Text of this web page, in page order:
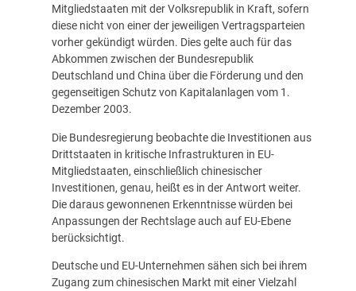
Mitgliedstaaten mit der Volksrepublik in Kraft, sofern
diese nicht von einer der jeweiligen Vertragsparteien
vorher gekündigt würden. Dies gelte auch für das
Abkommen zwischen der Bundesrepublik
Deutschland und China über die Förderung und den
gegenseitigen Schutz von Kapitalanlagen vom 1.
Dezember 2003.
Die Bundesregierung beobachte die Investitionen aus
Drittstaaten in kritische Infrastrukturen in EU-
Mitgliedstaaten, einschließlich chinesischer
Investitionen, genau, heißt es in der Antwort weiter.
Die daraus gewonnenen Erkenntnisse würden bei
Anpassungen der Rechtslage auch auf EU-Ebene
berücksichtigt.
Deutsche und EU-Unternehmen sähen sich bei ihrem
Zugang zum chinesischen Markt mit einer Vielzahl